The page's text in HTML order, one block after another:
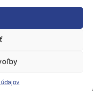
budúce
z inovačných
Európa.